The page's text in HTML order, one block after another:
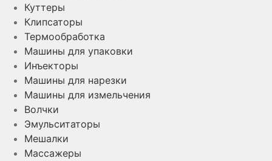
Куттеры
Клипсаторы
Термообработка
Машины для упаковки
Инъекторы
Машины для нарезки
Машины для измельчения
Волчки
Эмульситаторы
Мешалки
Массажеры